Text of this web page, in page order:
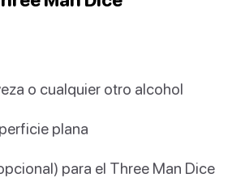
o cualquier otro alcohol
plana
para el Three Man Dice